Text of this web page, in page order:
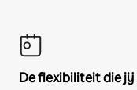
De flexibiliteit die